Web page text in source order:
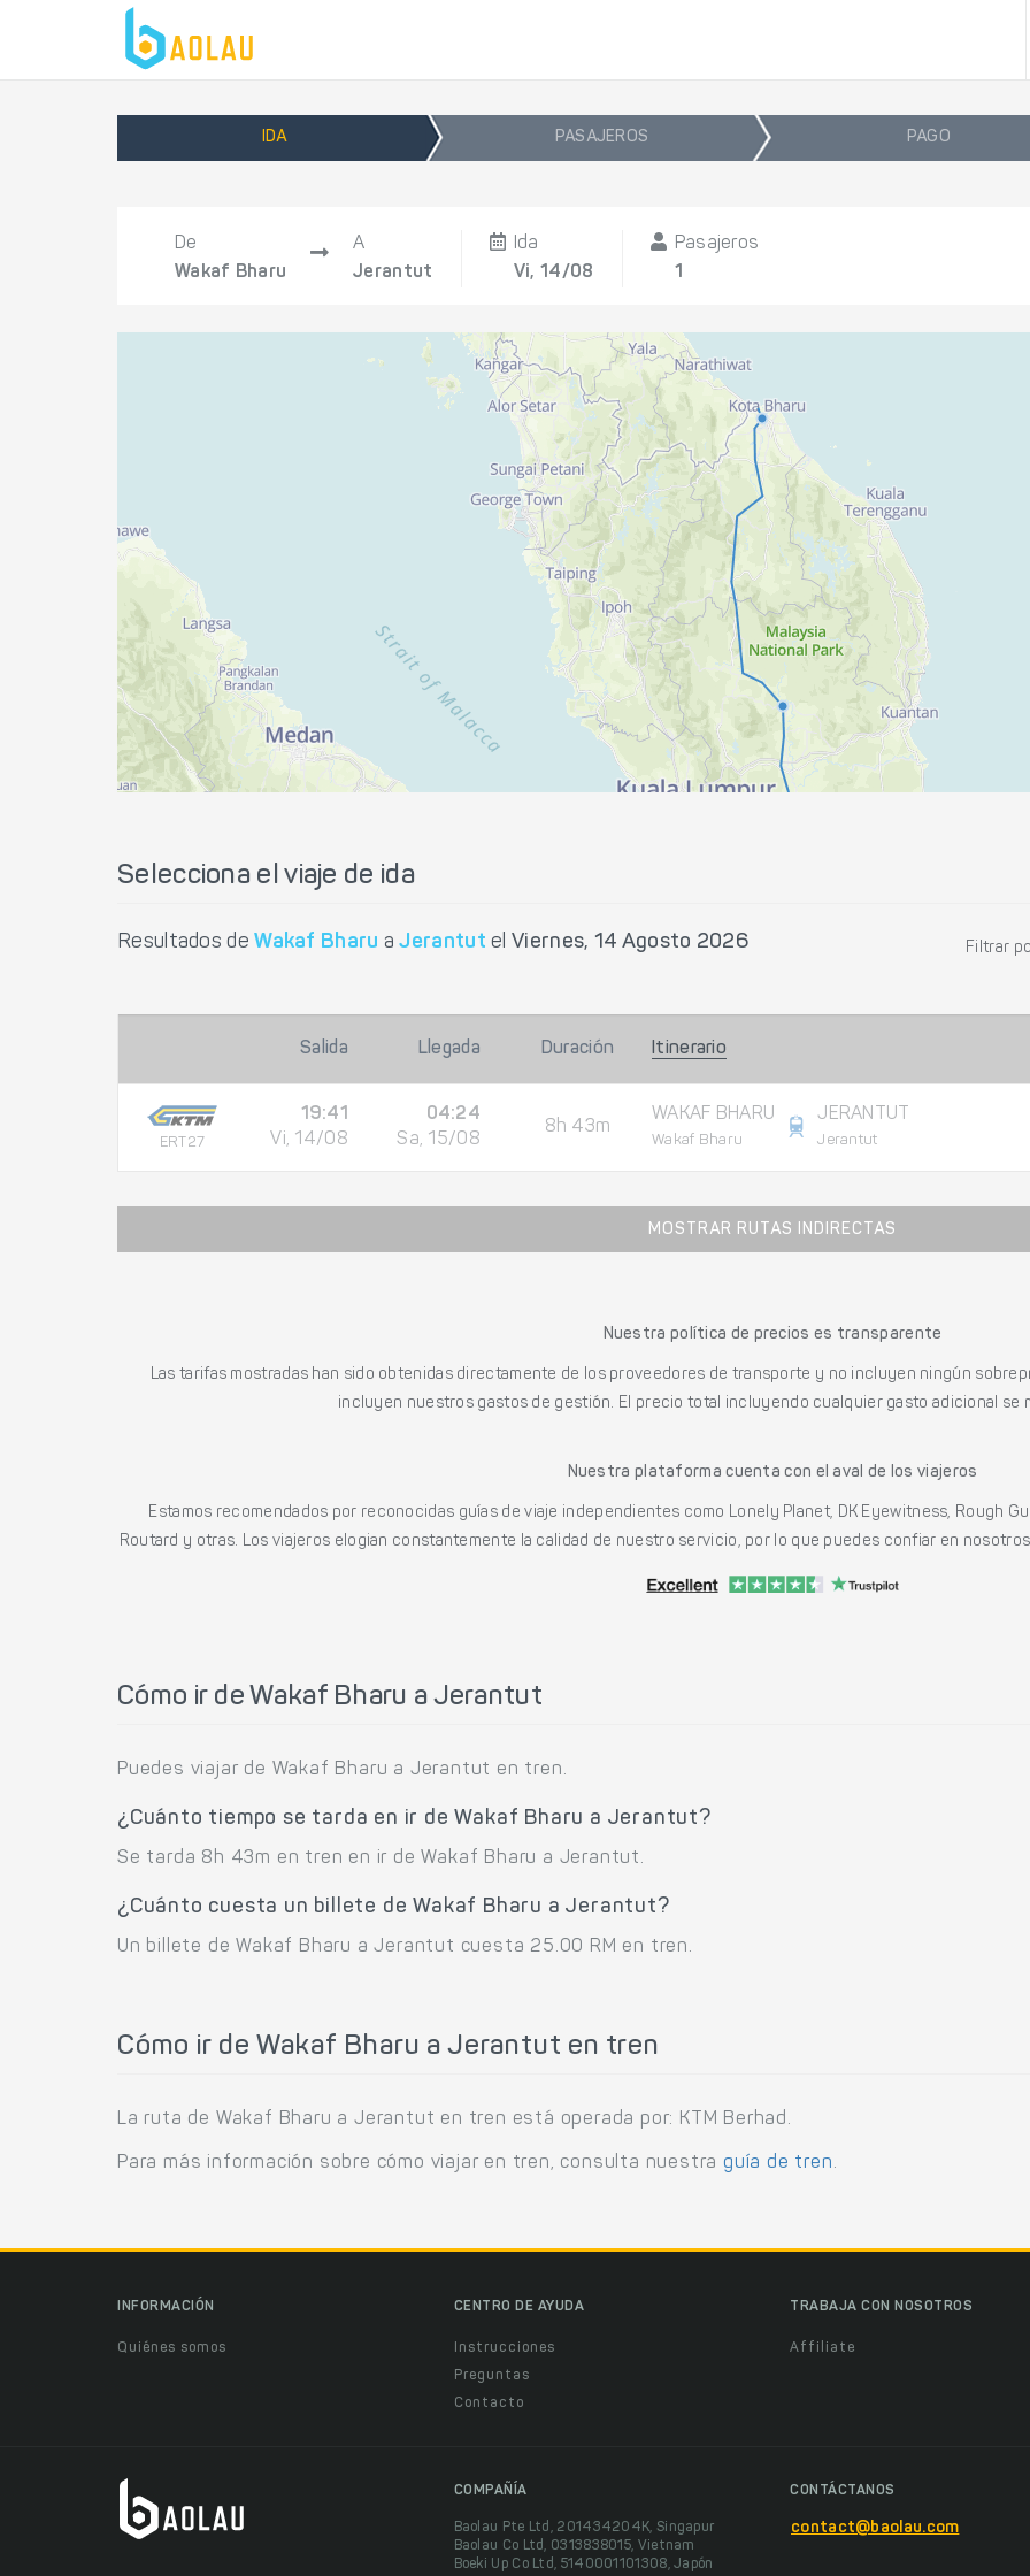
IDA PASAJEROS PAGO
De
Wakaf Bharu
A
Jerantut
Ida
Vi, 14/08
Pasajeros
1
Selecciona el viaje de ida
Resultados deWakaf Bharu aJerantut el Viernes, 14 Agosto 2026 Filtrar
Salida Llegada Duración Itinerario
ERT27
19:41
Vi, 14/08
04:24
Sa, 15/08
8h 43m
WAKAF BHARU
Wakaf Bharu
JERANTUT
Jerantut
MOSTRAR RUTAS INDIRECTAS
Nuestra política de precios es transparente
Las tarifas mostradas han sido obtenidas directamente de los proveedores de transporte y no incluyen ningún
incluyen nuestros gastos de gestión. El precio total incluyendo cualquier gasto adicional se
Nuestra plataforma cuenta con el aval de los viajeros
Estamos recomendados por reconocidas guías de viaje independientes como Lonely Planet, DK Eyewitness, Rough
Routard y otras. Los viajeros elogian constantemente la calidad de nuestro servicio, por lo que puedes confiar en
Cómo ir de Wakaf Bharu a Jerantut
Puedes viajar de Wakaf Bharu a Jerantut en tren.
¿Cuánto tiempo se tarda en ir de Wakaf Bharu a Jerantut?
Se tarda 8h 43m en tren en ir de Wakaf Bharu a Jerantut.
¿Cuánto cuesta un billete de Wakaf Bharu a Jerantut?
Un billete de Wakaf Bharu a Jerantut cuesta 25.00 RM en tren.
Cómo ir de Wakaf Bharu a Jerantut en tren
La ruta de Wakaf Bharu a Jerantut en tren está operada por: KTM Berhad.
Para más información sobre cómo viajar en tren, consulta nuestra guía de tren.
INFORMACIÓN
Quiénes somos
CENTRO DE AYUDA
Instrucciones
Preguntas
Contacto
TRABAJA CON NOSOTROS
Affiliate
COMPAÑÍA
Baolau Pte Ltd, 201434204K, Singapur
Baolau Co Ltd, 0313838015, Vietnam
Boeki Up Co Ltd, 5140001101308, Japón
CONTÁCTANOS
contact@baolau.com